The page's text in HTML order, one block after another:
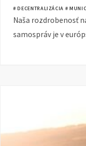
# DECENTRALIZÁCIA #
Naša rozdrobenosť
samospráv je v